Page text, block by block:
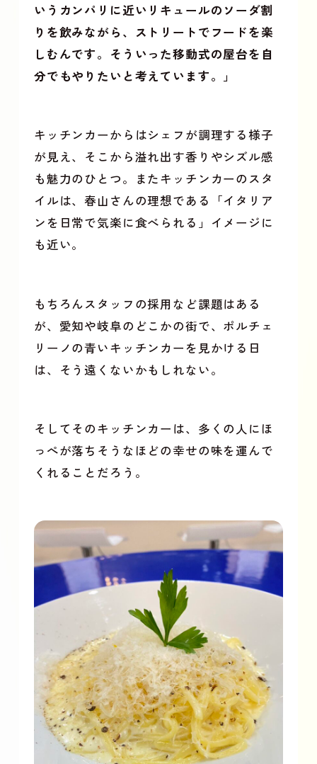
いうカンパリに近いリキュールのソーダ割
りを飲みながら、ストリートでフードを楽
しむんです。そういった移動式の屋台を自
分でもやりたいと考えています。」
キッチンカーからはシェフが調理する様子
が見え、そこから溢れ出す香りやシズル感
も魅力のひとつ。またキッチンカーのスタ
イルは、春山さんの理想である「イタリア
ンを日常で気楽に食べられる」イメージに
も近い。
もちろんスタッフの採用など課題はある
が、愛知や岐阜のどこかの街で、ポルチェ
リーノの青いキッチンカーを見かける日
は、そう遠くないかもしれない。
そしてそのキッチンカーは、多くの人にほ
っぺが落ちそうなほどの幸せの味を運んで
くれることだろう。